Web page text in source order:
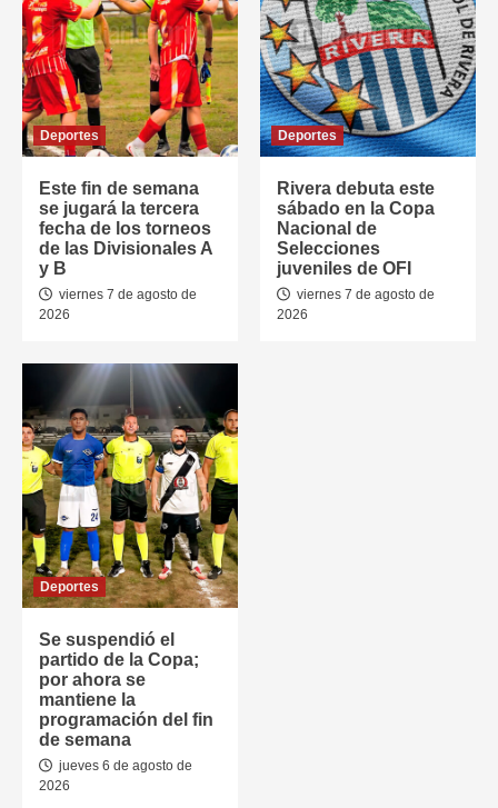
Deportes
Este fin de semana
se jugará la tercera
fecha de los torneos
de las Divisionales A
y B
viernes 7 de agosto de
2026
Deportes
Rivera debuta este
sábado en la Copa
Nacional de
Selecciones
juveniles de OFI
viernes 7 de agosto de
2026
Deportes
Se suspendió el
partido de la Copa;
por ahora se
mantiene la
programación del fin
de semana
jueves 6 de agosto de
2026